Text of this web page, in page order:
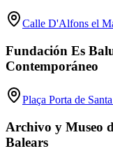
Calle D'Alfons el
Fundación Es
Contemporáneo
Plaça Porta de
Archivo y Museo
Balears